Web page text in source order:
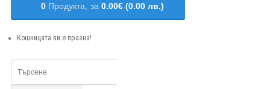
0 Продукта, за 0.00€ (0.00 лв.)
Кошницата ви е празна!